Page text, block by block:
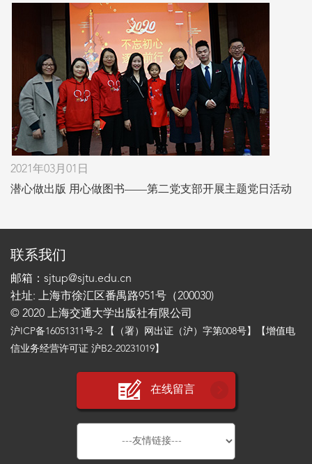
2021年03月01日
潜心做出版 用心做图书——第二党支部开展主题党日活动
联系我们
邮箱：sjtup@sjtu.edu.cn
社址: 上海市徐汇区番禺路951号（200030)
© 2020 上海交通大学出版社有限公司
沪ICP备16051311号-2 【（署）网出证（沪）字第008号】【增值电
信业务经营许可证 沪B2-20231019】
在线留言